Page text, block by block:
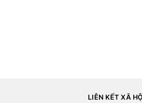
LIÊN KẾT XÃ